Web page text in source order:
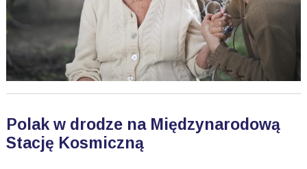
Polak w drodze na Międzynarodową
Stację Kosmiczną